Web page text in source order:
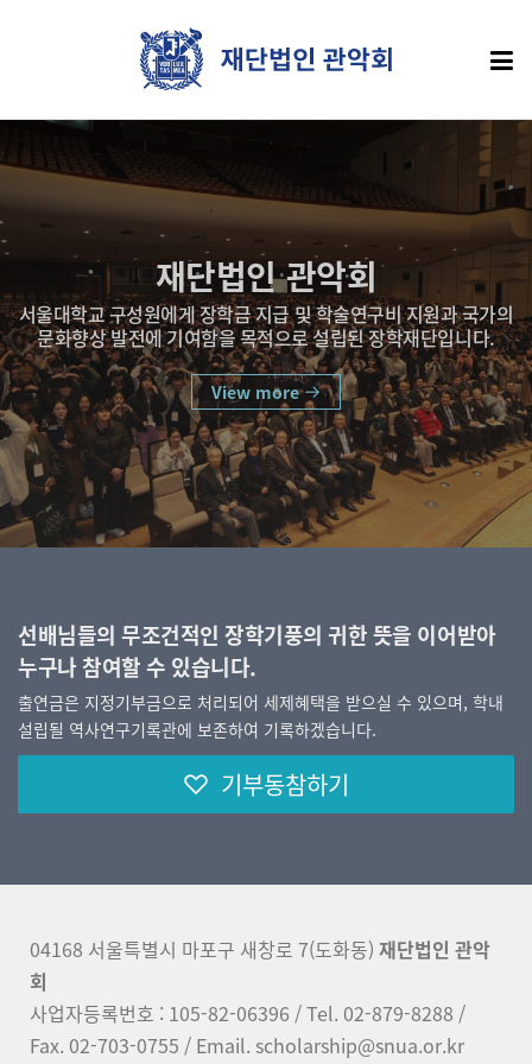
재단법인 관악회
서울대학교 구성원에게 장학금 지급 및 학술연구비 지원과 국가의
문화향상 발전에 기여함을 목적으로 설립된 장학재단입니다.
View more
선배님들의 무조건적인 장학기풍의 귀한 뜻을 이어받아
누구나 참여할 수 있습니다.
출연금은 지정기부금으로 처리되어 세제혜택을 받으실 수 있으며, 학내
설립될 역사연구기록관에 보존하여 기록하겠습니다.
기부동참하기
04168 서울특별시 마포구 새창로 7(도화동) 재단법인 관악
회
사업자등록번호 : 105-82-06396 / Tel. 02-879-8288 /
Fax. 02-703-0755 / Email. scholarship@snua.or.kr